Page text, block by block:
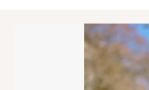
Ignorer la galerie d'images